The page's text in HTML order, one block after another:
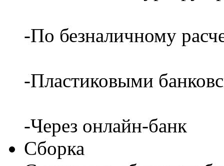
-По безналичному
-Пластиковыми
-Через онлайн-банк
Сборка